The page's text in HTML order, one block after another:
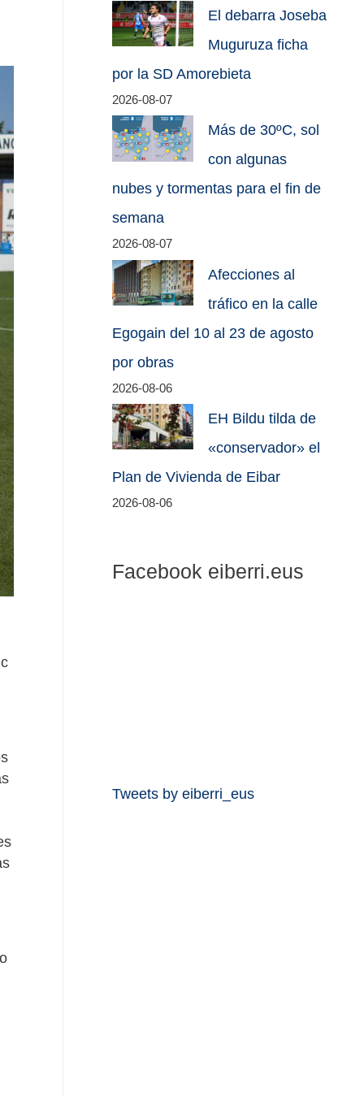
El debarra Joseba
Muguruza ficha
por la SD Amorebieta
2026-08-07
Más de 30ºC, sol
con algunas
nubes y tormentas para el fin de
semana
2026-08-07
Afecciones al
tráfico en la calle
Egogain del 10 al 23 de agosto
por obras
2026-08-06
EH Bildu tilda de
«conservador» el
Plan de Vivienda de Eibar
2026-08-06
Facebook eiberri.eus
Tweets by eiberri_eus